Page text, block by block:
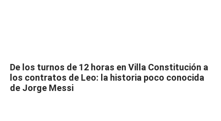
De los turnos de 12 horas en Villa Constitución a
los contratos de Leo: la historia poco conocida
de Jorge Messi